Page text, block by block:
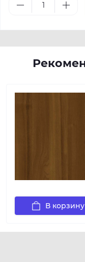
В корзину